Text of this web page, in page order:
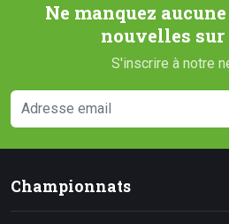
Ne manquez
nouvelles sur
S'inscrire à notre
Championnats